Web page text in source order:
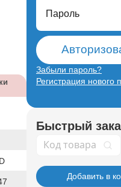
Пароль
Забыли пароль?
Регистрация нового
Быстрый
Код товара
Добавить в